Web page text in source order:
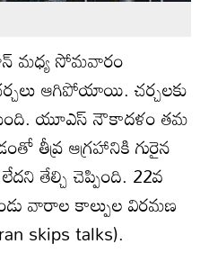
మధ్య సోమవారం
ఆగిపోయాయి. చర్చలకు
యూఎస్ నౌకాదళం తమ
తీవ్ర ఆగ్రహానికి గురైన
తేల్చి చెప్పింది. 22వ
వారాల కాల్పుల విరమణ
skips talks).